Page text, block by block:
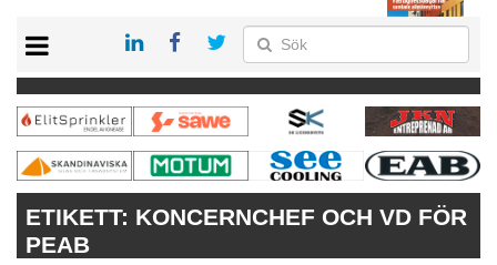
PRENUMERERA
VÅRA ANDRA MAGASIN
ANNONSERA
KONTAKT
ETIKETT: KONCERNCHEF OCH VD FÖR
PEAB